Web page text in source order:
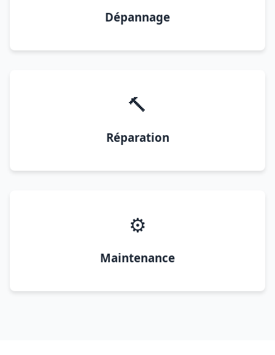
Dépannage
🔨
Réparation
⚙️
Maintenance